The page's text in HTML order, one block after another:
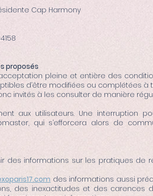
Cap Harmony
proposés
pleine et entière des
d’être modifiées ou complétées à
invités à les consulter de manière
aux utilisateurs. Une interruption
qui s’efforcera alors de
des informations sur les pratiques de
des informations aussi
des inexactitudes et des carences